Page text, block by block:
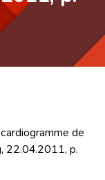
de
22.04.2011, p.